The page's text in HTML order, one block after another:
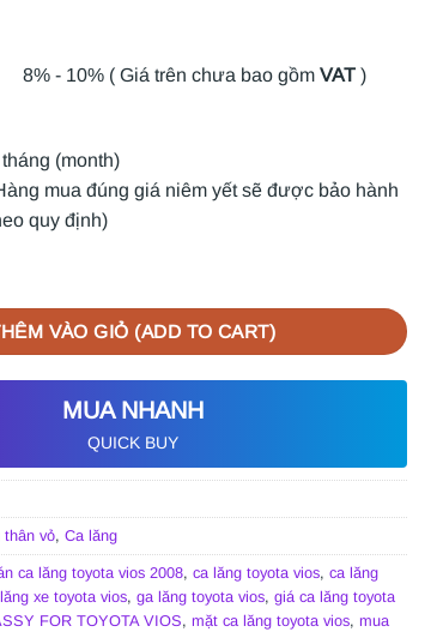
8% - 10% ( Giá trên chưa bao gồmVAT )
(month)
mua đúng giá niêm yết sẽ được bảo hành
quy định)
VIOS 2008 số lượng
VÀO GIỎ (ADD TO CART)
MUA NHANH
QUICK BUY
thân vỏ, Ca lăng
ca lăng toyota vios 2008, ca lăng toyota vios, ca lăng
xe toyota vios, ga lăng toyota vios, giá ca lăng toyota
FOR TOYOTA VIOS, mặt ca lăng toyota vios, mua